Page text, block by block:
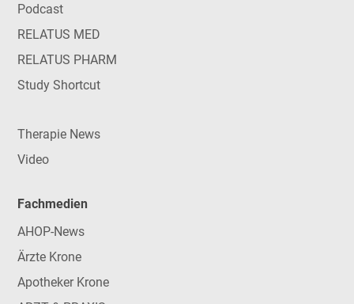
Podcast
RELATUS MED
RELATUS PHARM
Study Shortcut
Therapie News
Video
Fachmedien
AHOP-News
Ärzte Krone
Apotheker Krone